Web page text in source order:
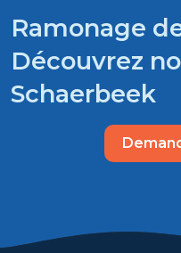
Ramonage
Découvrez
Schaerbeek